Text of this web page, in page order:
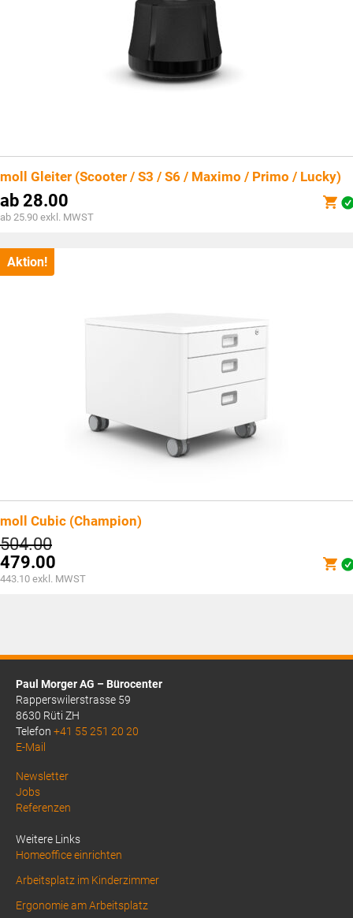
moll Gleiter (Scooter / S3 / S6 / Maximo / Primo / Lucky)
ab 28.00
ab 25.90 exkl. MWST
Aktion!
moll Cubic (Champion)
504.00Ursprünglicher
Preis
war:
CHF504.00
479.00
Aktueller
443.10 exkl. MWST
Paul Morger AG – Bürocenter
Rapperswilerstrasse 59
8630 Rüti ZH
Telefon +41 55 251 20 20
E-Mail
Above
Footer
Newsletter
Jobs
Referenzen
Weitere Links
Homeoffice einrichten
Arbeitsplatz im Kinderzimmer
Ergonomie am Arbeitsplatz